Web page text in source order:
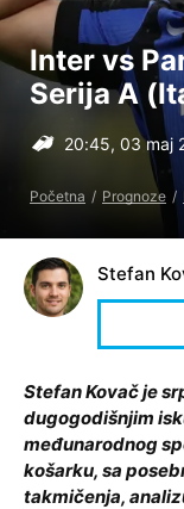
Inter vs
Serija A
20:45, 03 maj
Početna Prognoze
Stefan
Stefan Kovač je
dugogodišnjim
međunarodnog
košarku, sa
takmičenja,